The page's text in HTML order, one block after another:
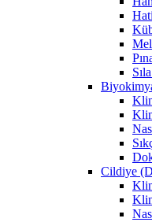
Cildiye